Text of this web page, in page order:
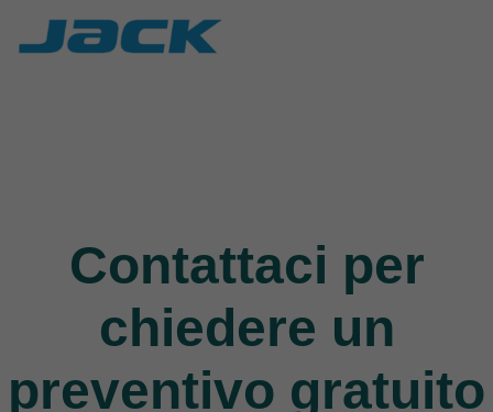
Contattaci per
chiedere un
preventivo gratuito